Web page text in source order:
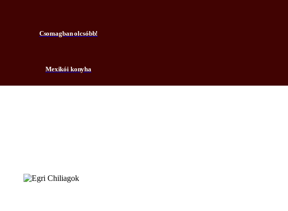
Csomagban olcsóbb!
Mexikói konyha